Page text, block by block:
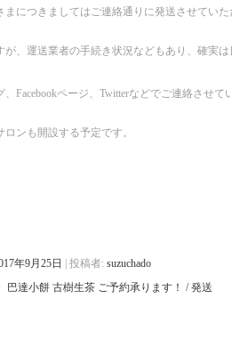
につきましてはご連絡通りに発送させていた
、運送業者の手続き状況などもあり、確実
Facebookページ、Twitterなどでご連絡させて
ンも開設する予定です。
年9月25日 投稿者: suzuchado
達小餅 古樹生茶 ご予約承ります！ / 発送